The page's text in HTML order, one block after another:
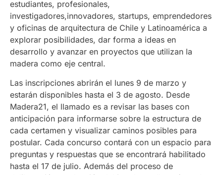
estudiantes, profesionales,
investigadores,innovadores, startups, emprendedores
y oficinas de arquitectura de Chile y Latinoamérica a
explorar posibilidades, dar forma a ideas en
desarrollo y avanzar en proyectos que utilizan la
madera como eje central.
Las inscripciones abrirán el lunes 9 de marzo y
estarán disponibles hasta el 3 de agosto. Desde
Madera21, el llamado es a revisar las bases con
anticipación para informarse sobre la estructura de
cada certamen y visualizar caminos posibles para
postular. Cada concurso contará con un espacio para
preguntas y respuestas que se encontrará habilitado
hasta el 17 de julio. Además del proceso de